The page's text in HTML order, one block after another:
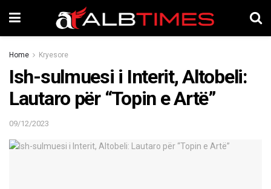
Home Kryesore
Ish-sulmuesi i Interit, Altobeli:
Lautaro për “Topin e Artë”
09/12/2023